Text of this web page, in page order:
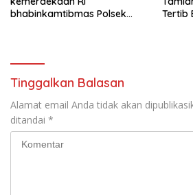
bhabinkamtibmas Polsek
Tertib
Tinggalkan Balasan
Alamat email Anda tidak akan
ditandai *